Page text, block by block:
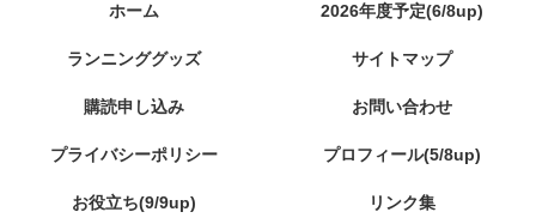
ホーム 2026年度予定(6/8up)
ランニンググッズ サイトマップ
購読申し込み お問い合わせ
プライバシーポリシー プロフィール(5/8up)
お役立ち(9/9up) リンク集